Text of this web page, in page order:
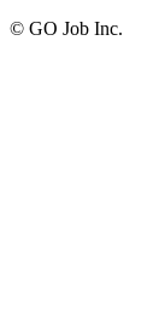
© GO Job Inc.